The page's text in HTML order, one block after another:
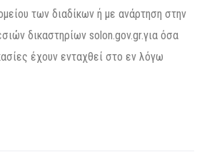
των διαδίκων ή με ανάρτηση στην
δικαστηρίων solon.gov.gr.για όσα
έχουν ενταχθεί στο εν λόγω